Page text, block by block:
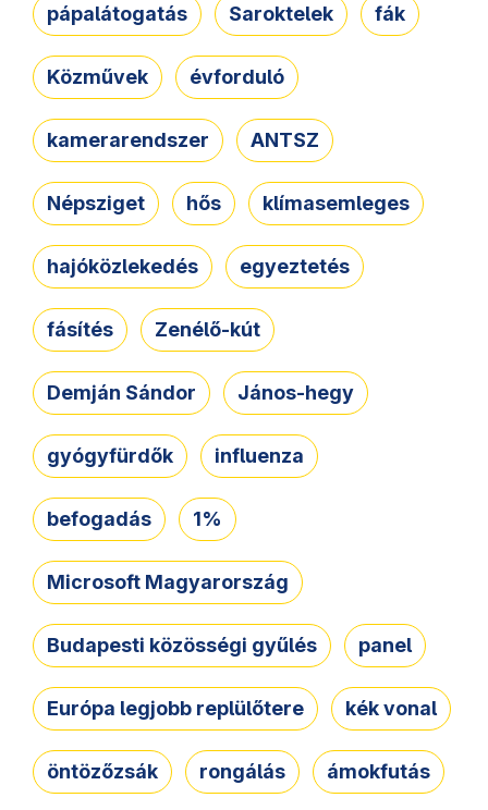
pápalátogatás Saroktelek fák
Közművek évforduló
kamerarendszer ANTSZ
Népsziget hős klímasemleges
hajóközlekedés egyeztetés
fásítés Zenélő-kút
Demján Sándor János-hegy
gyógyfürdők influenza
befogadás 1%
Microsoft Magyarország
Budapesti közösségi gyűlés panel
Európa legjobb replülőtere kék vonal
öntözőzsák rongálás ámokfutás